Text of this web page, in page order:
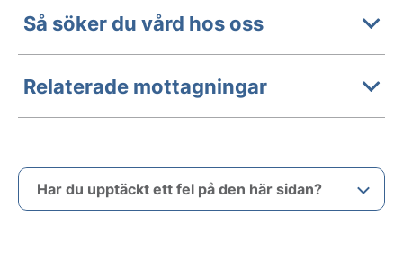
Så söker du vård hos oss
Relaterade mottagningar
Har du upptäckt ett fel på den här sidan?